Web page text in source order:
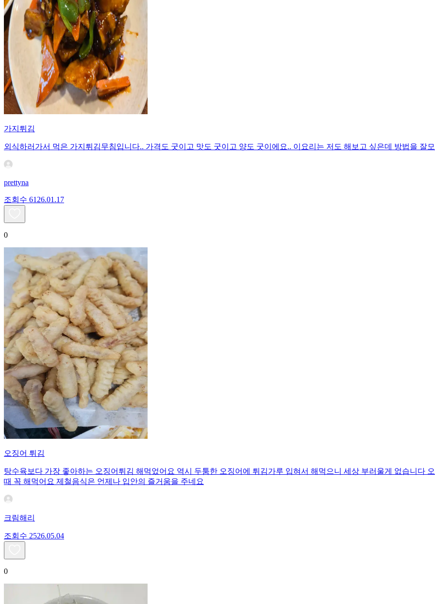
가지튀김
외식하러가서 먹은 가지튀김무침입니다.. 가격도 굿이고 맛도 굿이고 양도 굿이에요.. 이요리는 저도 해보고 싶은데 방법을 잘
prettyna
조회수 61 26.01.17
0
오징어 튀김
탕수육보다 가장 좋아하는 오징어튀김 해먹었어요 역시 두툼한 오징어에 튀김가루 입혀서 해먹으니 세상 부러울게 없습니다
때 꼭 해먹어요 제철음식은 언제나 입안의 즐거움을 주네요
크림해리
조회수 2526.05.04
0